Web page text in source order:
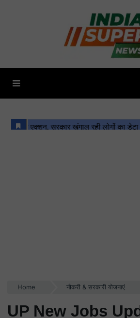
Home नौकरी & सरकारी योजनाएं
UP New Jobs